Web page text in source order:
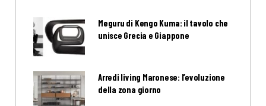
Meguru di Kengo Kuma: il tavolo che
unisce Grecia e Giappone
Arredi living Maronese: l’evoluzione
della zona giorno